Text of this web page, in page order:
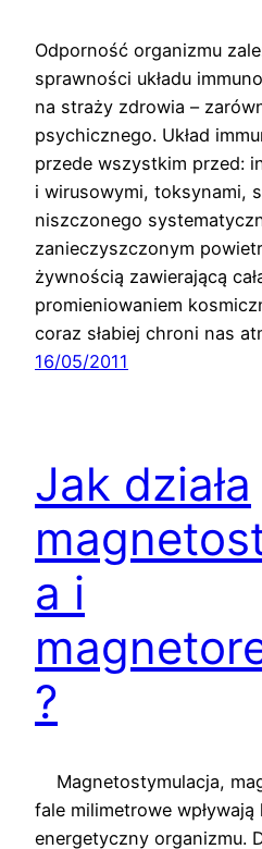
Odporność organizmu
sprawności układu
na straży zdrowia –
psychicznego. Układ
przede wszystkim przed:
i wirusowymi, toksynami,
niszczonego
zanieczyszczonym
żywnością zawierającą
promieniowaniem
coraz słabiej chroni nas
16/05/2011
Jak działa
a i
?
Magnetostymulacja,
fale milimetrowe
energetyczny organizmu.